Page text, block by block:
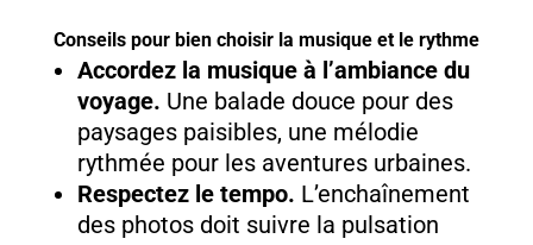
Conseils pour bien choisir la musique et le rythme
Accordez la musique à l’ambiance du
voyage. Une balade douce pour des
paysages paisibles, une mélodie
rythmée pour les aventures urbaines.
Respectez le tempo. L’enchaînement
des photos doit suivre la pulsation